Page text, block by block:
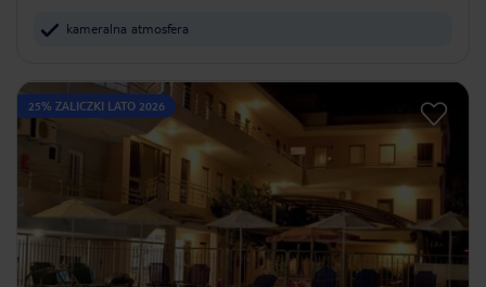
kameralna atmosfera
25% ZALICZKI LATO 2026